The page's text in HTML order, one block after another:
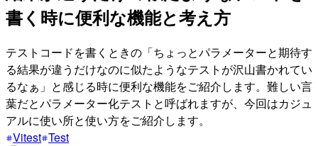
書く時に便利な機能と考え方
テストコードを書くときの「ちょっとパラメーターと期待す
る結果が違うだけなのに似たようなテストが沢山書かれてい
るなぁ」と感じる時に便利な機能をご紹介します。難しい言
葉だとパラメーター化テストと呼ばれますが、今回はカジュ
アルに使い所と使い方をご紹介します。
Vitest Test